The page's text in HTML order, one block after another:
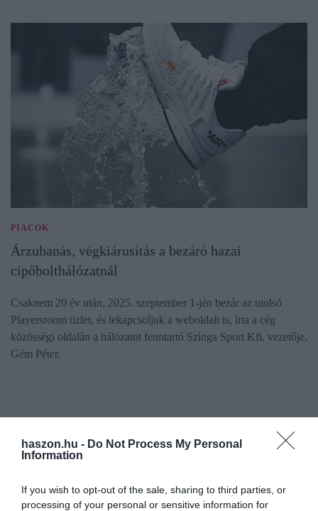
haszon.hu - Do Not Process My Personal
Information
If you wish to opt-out of the sale, sharing to third parties, or
processing of your personal or sensitive information for
PIACOK
Árzuhanás, végkiárusítás a bezáró hazai
cipőbolthálózatnál
Csaknem 20 év után, 2025. szeptember 1-jén bezár az utolsó
Playersroom üzlet, és lekapcsoljuk a weboldalt is, írta a cég
közösségi oldalán a hálózatot fenntartó Szinga Sport Kft. vezetője,
Gém Péter.